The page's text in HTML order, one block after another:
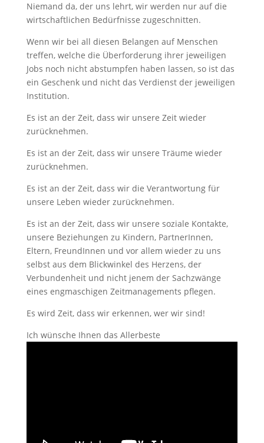
Niemand da, der uns lehrt, wir werden nur auf die
wirtschaftlichen Bedürfnisse zugeschnitten.
Wenn wir bei all diesen Belangen auf Menschen
treffen, welche die Überforderung ihrer jeweiligen
Jobs noch nicht abstumpfen haben lassen, so ist das
ein Geschenk und nicht das Verdienst der jeweiligen
Institution.
Es ist an der Zeit, dass wir unsere Zeit wieder
zurücknehmen.
Es ist an der Zeit, dass wir unsere Träume wieder
zurücknehmen.
Es ist an der Zeit, dass wir die Verantwortung für
unsere Leben wieder zurücknehmen.
Es ist an der Zeit, dass wir unsere soziale Kontakte,
unsere Beziehungen zu Kindern, PartnerInnen,
Eltern, FreundInnen und vor allem wieder zu uns
selbst aus dem Blickwinkel des Herzens, der
Verbundenheit und nicht jenem der Sachzwänge
eines engmaschigen Zeitmanagements pflegen.
Es wird Zeit, dass wir erkennen, wer wir sind!
Ich wünsche Ihnen das Allerbeste